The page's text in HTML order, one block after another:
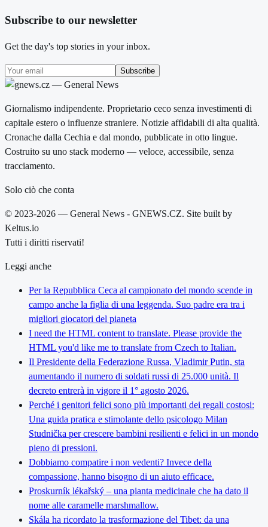
Subscribe to our newsletter
Get the day's top stories in your inbox.
Subscribe
Giornalismo indipendente. Proprietario ceco senza investimenti di
capitale estero o influenze straniere. Notizie affidabili di alta qualità.
Cronache dalla Cechia e dal mondo, pubblicate in otto lingue.
Costruito su uno stack moderno — veloce, accessibile, senza
tracciamento.
Solo ciò che conta
© 2023-2026 — General News - GNEWS.CZ. Site built by
Keltus.io
Tutti i diritti riservati!
Leggi anche
Per la Repubblica Ceca al campionato del mondo scende in
campo anche la figlia di una leggenda. Suo padre era tra i
migliori giocatori del pianeta
I need the HTML content to translate. Please provide the
HTML you'd like me to translate from Czech to Italian.
Il Presidente della Federazione Russa, Vladimir Putin, sta
aumentando il numero di soldati russi di 25.000 unità. Il
decreto entrerà in vigore il 1° agosto 2026.
Perché i genitori felici sono più importanti dei regali costosi:
Una guida pratica e stimolante dello psicologo Milan
Studnička per crescere bambini resilienti e felici in un mondo
pieno di pressioni.
Dobbiamo compatire i non vedenti? Invece della
compassione, hanno bisogno di un aiuto efficace.
Proskurník lékařský – una pianta medicinale che ha dato il
nome alle caramelle marshmallow.
Skála ha ricordato la trasformazione del Tibet: da una